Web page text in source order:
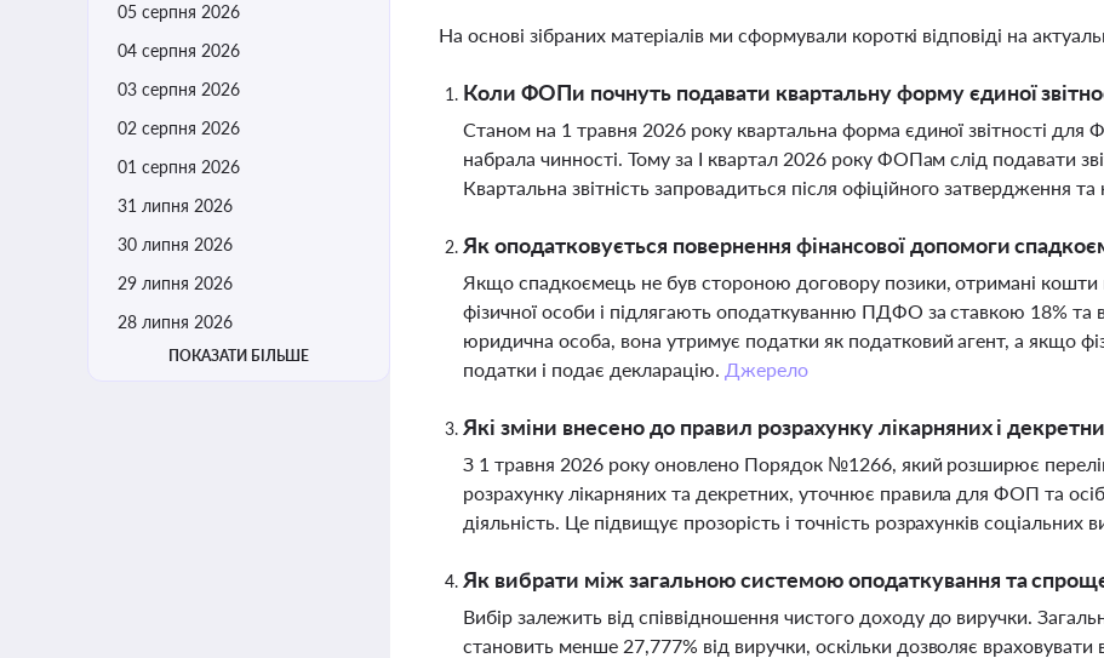
05 серпня 2026
04 серпня 2026
03 серпня 2026
02 серпня 2026
01 серпня 2026
31 липня 2026
30 липня 2026
29 липня 2026
28 липня 2026
ПОКАЗАТИ БІЛЬШЕ
На основі зібраних матеріалів ми сформували короткі відповіді на
Коли ФОПи почнуть подавати квартальну форму єдиної
Станом на 1 травня 2026 року квартальна форма єдиної звітності
набрала чинності. Тому за І квартал 2026 року ФОПам слід подавати
Квартальна звітність запровадиться після офіційного затвердження
Як оподатковується повернення фінансової допомоги
Якщо спадкоємець не був стороною договору позики, отримані
фізичної особи і підлягають оподаткуванню ПДФО за ставкою 18%
юридична особа, вона утримує податки як податковий агент, а якщо
податки і подає декларацію. Джерело
Які зміни внесено до правил розрахунку лікарняних і
З 1 травня 2026 року оновлено Порядок №1266, який розширює
розрахунку лікарняних та декретних, уточнює правила для ФОП та
діяльність. Це підвищує прозорість і точність розрахунків соціальних
Як вибрати між загальною системою оподаткування та
Вибір залежить від співвідношення чистого доходу до виручки.
становить менше 27,777% від виручки, оскільки дозволяє